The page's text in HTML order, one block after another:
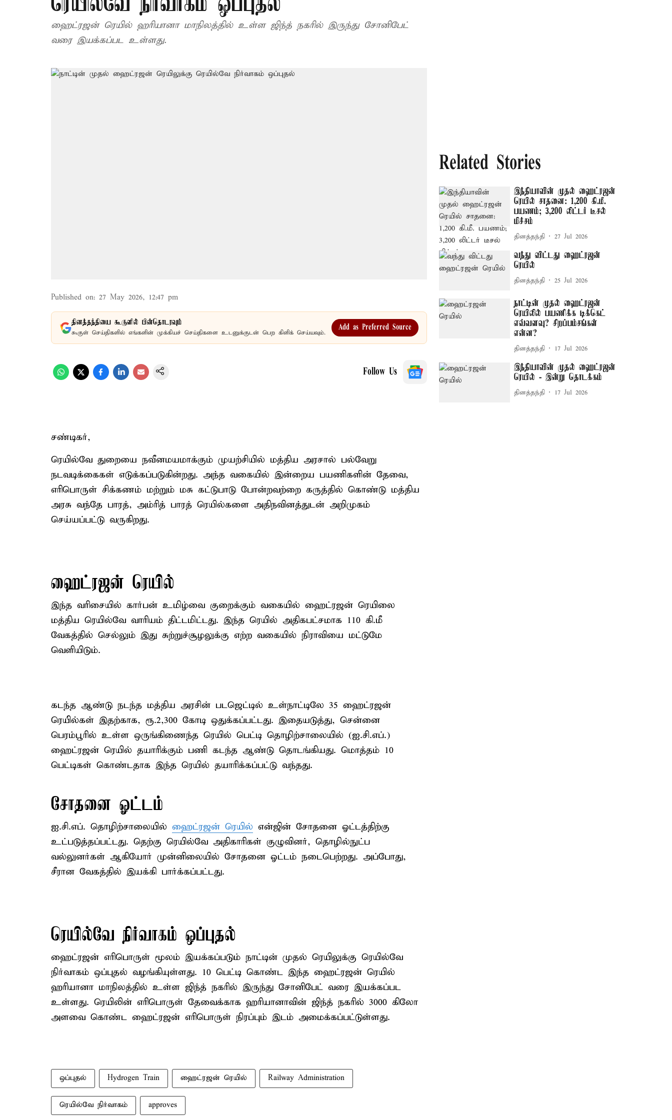
ஹைட்ரஜன் ரெயில் ஹரியானா மாநிலத்தில் உள்ள ஜிந்த் நகரில் இருந்து சோனிபேட்
வரை இயக்கப்பட உள்ளது.
Published on: 27 May 2026, 12:47 pm
தினத்தந்தியை கூகுளில் பின்தொடரவும்
கூகுள் செய்திகளில் எங்களின் முக்கியச் செய்திகளை உடனுக்குடன் பெற கிளிக் செய்யவும்.
Add as Preferred Source
Follow Us
சண்டிகர்,
ரெயில்வே துறையை நவீனமயமாக்கும் முயற்சியில் மத்திய அரசால் பல்வேறு
நடவடிக்கைகள் எடுக்கப்படுகின்றது. அந்த வகையில் இன்றைய பயணிகளின் தேவை,
எரிபொருள் சிக்கணம் மற்றும் மசு கட்டுபாடு போன்றவற்றை கருத்தில் கொண்டு மத்திய
அரசு வந்தே பாரத், அம்ரித் பாரத் ரெயில்களை அதிநவினத்துடன் அறிமுகம்
செய்யப்பட்டு வருகிறது.
ஹைட்ரஜன் ரெயில்
இந்த வரிசையில் கார்பன் உமிழ்வை குறைக்கும் வகையில் ஹைட்ரஜன் ரெயிலை
மத்திய ரெயில்வே வாரியம் திட்டமிட்டது. இந்த ரெயில் அதிகபட்சமாக 110 கி.மீ
வேகத்தில் செல்லும் இது சுற்றுச்சூழலுக்கு எற்ற வகையில் நிராவியை மட்டுமே
வெளியிடும்.
கடந்த ஆண்டு நடந்த மத்திய அரசின் படஜெட்டில் உள்நாட்டிலே 35 ஹைட்ரஜன்
ரெயி்ல்கள் இதற்காக, ரூ.2,300 கோடி ஒதுக்கப்பட்டது. இதையடுத்து, சென்னை
பெரம்பூரில் உள்ள ஒருங்கிணைந்த ரெயில் பெட்டி தொழிற்சாலையில் (ஐ.சி.எப்.)
ஹைட்ரஜன் ரெயில் தயாரிக்கும் பணி கடந்த ஆண்டு தொடங்கியது. மொத்தம் 10
பெட்டிகள் கொண்டதாக இந்த ரெயில் தயாரிக்கப்பட்டு வந்தது.
சோதனை ஓட்டம்
ஐ.சி.எப். தொழிற்சாலையில் ஹைட்ரஜன் ரெயில் என்ஜின் சோதனை ஓட்டத்திற்கு
உட்படுத்தப்பட்டது. தெற்கு ரெயில்வே அதிகாரிகள் குழுவினர், தொழில்நுட்ப
வல்லுனர்கள் ஆகியோர் முன்னிலையில் சோதனை ஓட்டம் நடைபெற்றது. அப்போது,
சீரான வேகத்தில் இயக்கி பார்க்கப்பட்டது.
ரெயில்வே நிர்வாகம் ஒப்புதல்
ஹைட்ரஜன் எரிபொருள் மூலம் இயக்கப்படும் நாட்டின் முதல் ரெயிலுக்கு ரெயில்வே
நிர்வாகம் ஒப்புதல் வழங்கியுள்ளது. 10 பெட்டி கொண்ட இந்த ஹைட்ரஜன் ரெயில்
ஹரியானா மாநிலத்தில் உள்ள ஜிந்த் நகரில் இருந்து சோனிபேட் வரை இயக்கப்பட
உள்ளது. ரெயிலின் எரிபொருள் தேவைக்காக ஹரியானாவின் ஜிந்த் நகரில் 3000 கிலோ
அளவை கொண்ட ஹைட்ரஜன் எரிபொருள் நிரப்பும் இடம் அமைக்கப்பட்டுள்ளது.
ஒப்புதல் Hydrogen Train ஹைட்ரஜன் ரெயில் Railway Administration
ரெயில்வே நிர்வாகம் approves
Related Stories
இந்தியாவின் முதல் ஹைட்ரஜன்
ரெயில் சாதனை: 1,200 கி.மீ.
பயணம்; 3,200 லிட்டர் டீசல்
மிச்சம்
தினத்தந்தி 27 Jul 2026
வந்து விட்டது ஹைட்ரஜன்
ரெயில்
தினத்தந்தி 25 Jul 2026
நாட்டின் முதல் ஹைட்ரஜன்
ரெயிலில் பயணிக்க டிக்கெட்
எவ்வளவு? சிறப்பம்சங்கள்
என்ன?
தினத்தந்தி 17 Jul 2026
இந்தியாவின் முதல் ஹைட்ரஜன்
ரெயில் - இன்று தொடக்கம்
தினத்தந்தி 17 Jul 2026